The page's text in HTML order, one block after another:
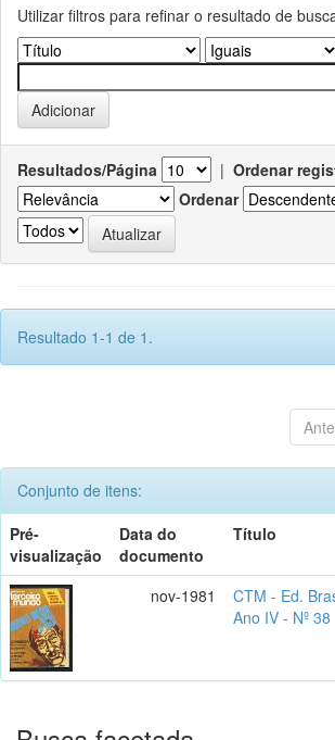
Utilizar filtros para refinar o resultado de
Resultados/Página | Ordenar
Ordenar
Resultado 1-1 de 1.
Conjunto de itens:
Pré-
visualização
Data do
documento
Título
nov-1981
CTM - Ed.
Ano IV - Nº 38